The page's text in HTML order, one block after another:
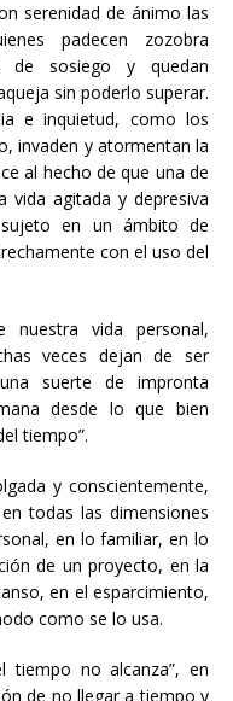
serenidad de ánimo las
padecen zozobra
de sosiego y quedan
sin poderlo superar.
e inquietud, como los
invaden y atormentan la
al hecho de que una de
vida agitada y depresiva
en un ámbito de
con el uso del
nuestra vida personal,
veces dejan de ser
suerte de impronta
desde lo que bien
tiempo”.
y conscientemente,
todas las dimensiones
en lo familiar, en lo
de un proyecto, en la
en el esparcimiento,
como se lo usa.
tiempo no alcanza”, en
de no llegar a tiempo y